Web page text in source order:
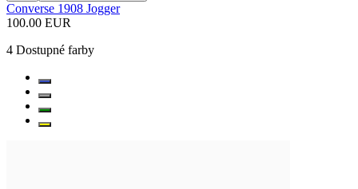
Converse 1908 Jogger
100.00 EUR
4 Dostupné farby